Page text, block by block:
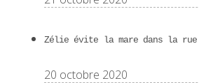
Zélie évite la mare dans la rue
20 octobre 2020